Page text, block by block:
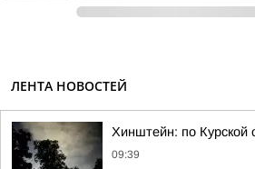
ЛЕНТА НОВОСТЕЙ
Хинштейн: по Курской
09:39